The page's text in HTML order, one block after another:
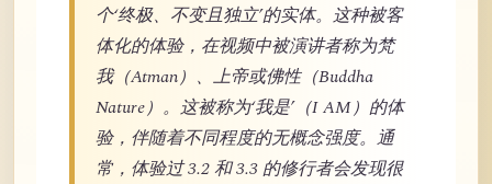
个‘终极、不变且独立’的实体。这种被客
体化的体验，在视频中被演讲者称为梵
我（Atman）、上帝或佛性（Buddha
Nature）。这被称为‘我是’（I AM）的体
验，伴随着不同程度的无概念强度。通
常，体验过 3.2 和 3.3 的修行者会发现很